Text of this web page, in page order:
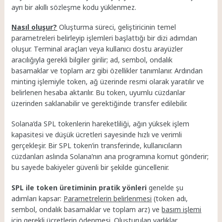
ayrı bir akıllı sözleşme kodu yüklenmez.
Nasıl oluşur? Oluşturma süreci, geliştiricinin temel
parametreleri belirleyip işlemleri başlattığı bir dizi adımdan
oluşur. Terminal araçları veya kullanıcı dostu arayüzler
aracılığıyla gerekli bilgiler girilir; ad, sembol, ondalık
basamaklar ve toplam arz gibi özellikler tanımlanır. Ardından
minting işlemiyle token, ağ üzerinde resmi olarak yaratılır ve
belirlenen hesaba aktarılır. Bu token, uyumlu cüzdanlar
üzerinden saklanabilir ve gerektiğinde transfer edilebilir.
Solana’da SPL tokenlerin hareketliliği, ağın yüksek işlem
kapasitesi ve düşük ücretleri sayesinde hızlı ve verimli
gerçekleşir. Bir SPL token’in transferinde, kullanıcıların
cüzdanları aslında Solana’nın ana programına komut gönderir;
bu sayede bakiyeler güvenli bir şekilde güncellenir.
SPL ile token üretiminin pratik yönleri genelde şu
adımları kapsar: Parametrelerin belirlenmesi (token adı,
sembol, ondalık basamaklar ve toplam arz) vebasım işlemi